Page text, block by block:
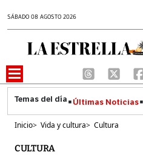
SÁBADO 08 AGOSTO 2026
Últimas Noticias
Inicio> Vida y cultura> Cultura
CULTURA